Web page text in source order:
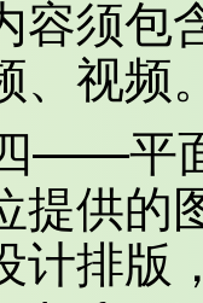
容须包
、视频
——平
提供的
计排版